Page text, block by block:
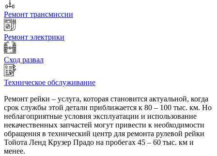
Ремонт трансмиссии
Ремонт электрики
Сход развал
Техническое обслуживание
Ремонт рейки – услуга, которая становится актуальной, когда
срок службы этой детали приближается к 80 – 100 тыс. км. Но
неблагоприятные условия эксплуатации и использование
некачественных запчастей могут привести к необходимости
обращения в технический центр для ремонта рулевой рейки
Тойота Ленд Крузер Прадо на пробегах 45 – 60 тыс. км и
менее.